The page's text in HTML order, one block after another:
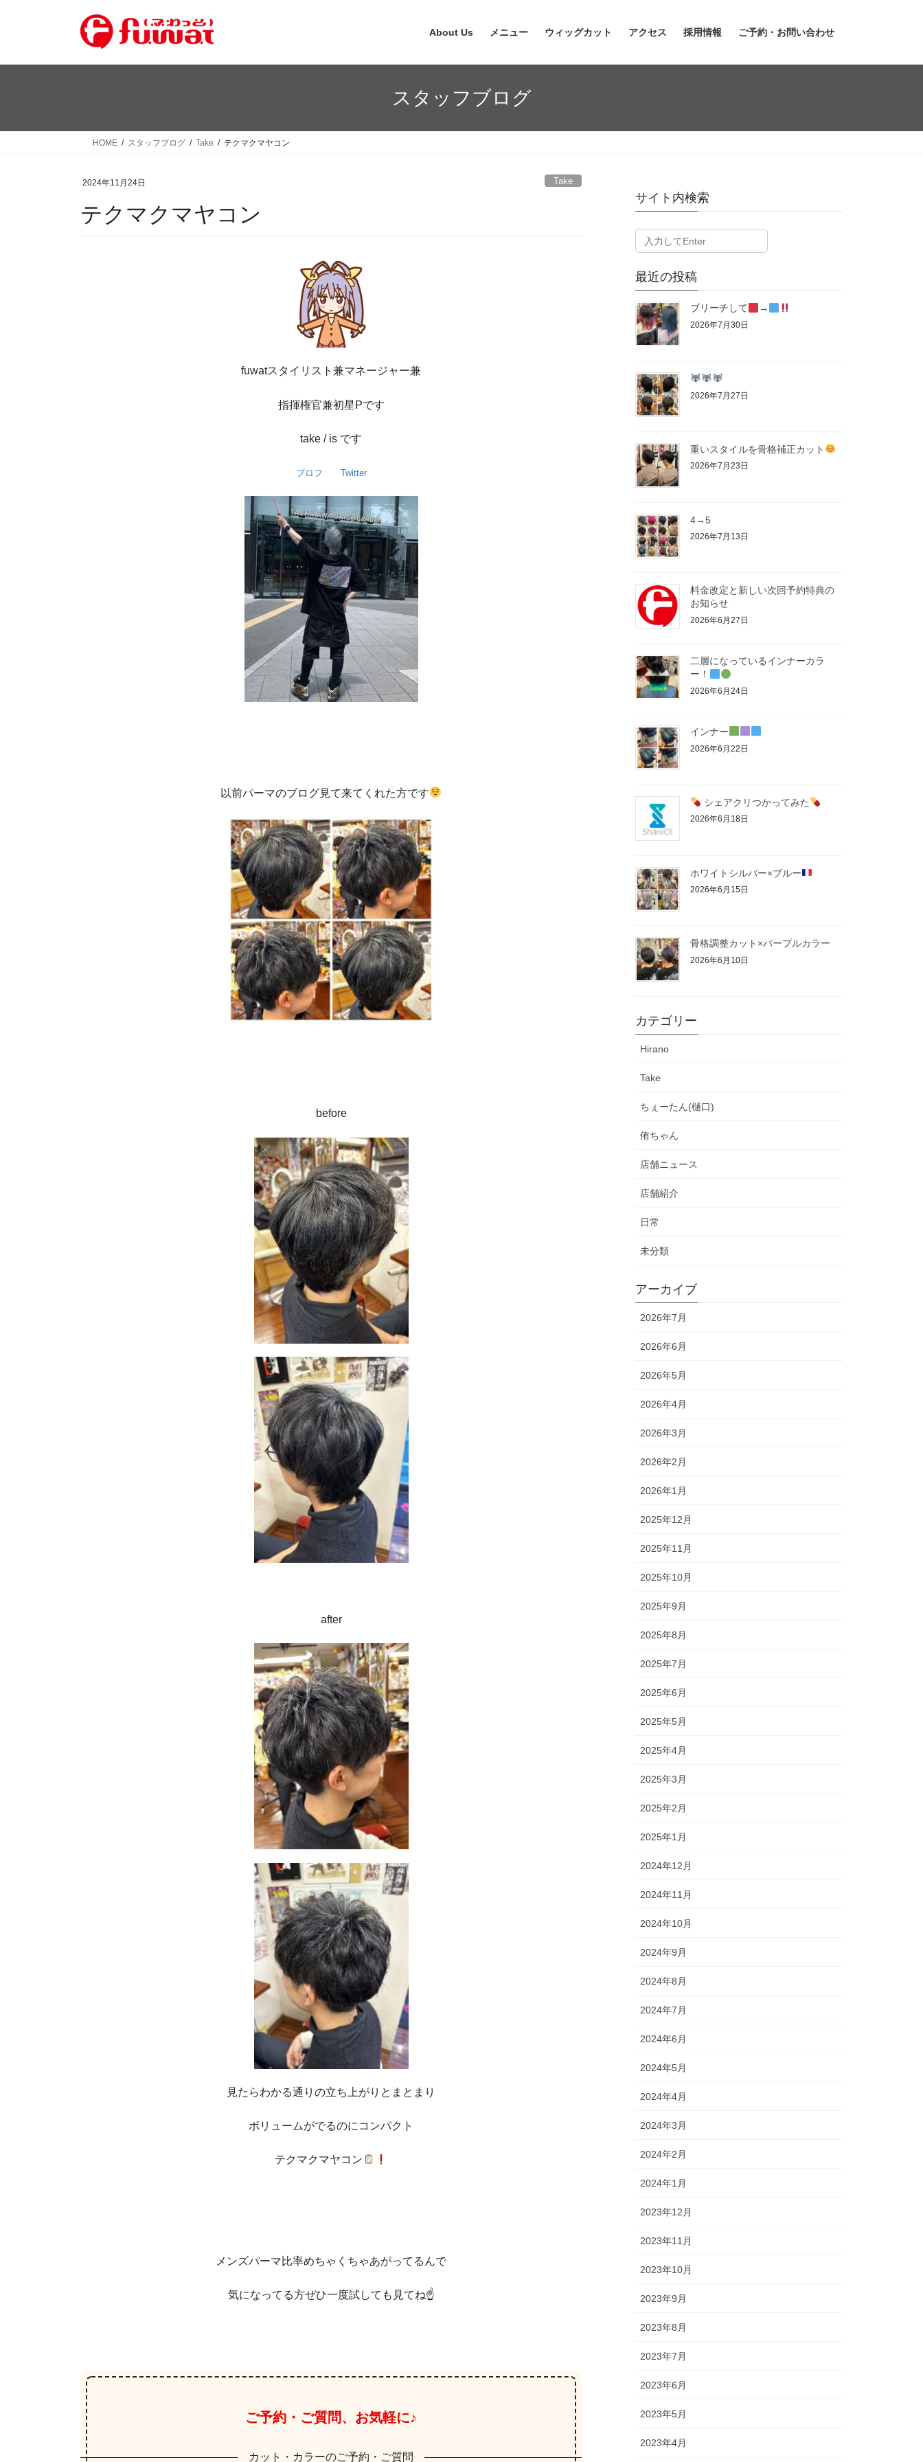
About Us メニュー ウィッグカット アクセス 採用情報 ご予約・お問い合わせ
スタッフブログ
HOME スタッフブログ Take テクマクマヤコン
2024年11月24日 Take
テクマクマヤコン
fuwatスタイリスト兼マネージャー兼
指揮権官兼初星Pです
take / is です
プロフ Twitter
以前パーマのブログ見て来てくれた方です
before
after
見たらわかる通りの立ち上がりとまとまり
ボリュームがでるのにコンパクト
テクマクマヤコン
メンズパーマ比率めちゃくちゃあがってるんで
気になってる方ぜひ一度試しても見てね☝️
ご予約・ご質問、お気軽に♪
カット・カラーのご予約・ご質問
サイト内検索
最近の投稿
ブリーチして →
2026年7月30日
2026年7月27日
重いスタイルを骨格補正カット
2026年7月23日
4→5
2026年7月13日
料金改定と新しい次回予約特典の
お知らせ
2026年6月27日
二層になっているインナーカラ
ー！
2026年6月24日
インナー
2026年6月22日
シェアクリつかってみた
2026年6月18日
ホワイトシルバー×ブルー
2026年6月15日
骨格調整カット×パープルカラー
2026年6月10日
カテゴリー
Hirano
Take
ちぇーたん(樋口)
侑ちゃん
店舗ニュース
店舗紹介
日常
未分類
アーカイブ
2026年7月
2026年6月
2026年5月
2026年4月
2026年3月
2026年2月
2026年1月
2025年12月
2025年11月
2025年10月
2025年9月
2025年8月
2025年7月
2025年6月
2025年5月
2025年4月
2025年3月
2025年2月
2025年1月
2024年12月
2024年11月
2024年10月
2024年9月
2024年8月
2024年7月
2024年6月
2024年5月
2024年4月
2024年3月
2024年2月
2024年1月
2023年12月
2023年11月
2023年10月
2023年9月
2023年8月
2023年7月
2023年6月
2023年5月
2023年4月